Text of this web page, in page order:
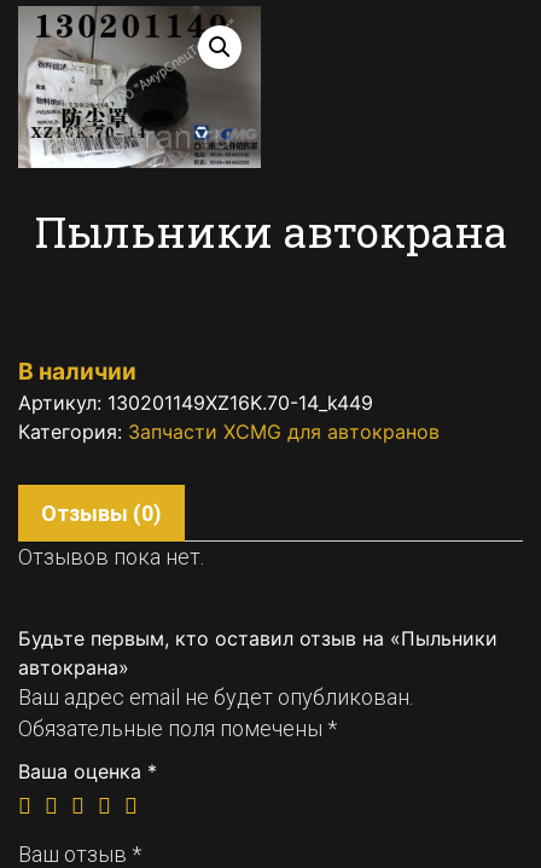
Пыльники автокрана
В наличии
Артикул: 130201149XZ16K.70-14_k449
Категория: Запчасти XCMG для автокранов
Отзывы (0)
Отзывов пока нет.
Будьте первым, кто оставил отзыв на «Пыльники
автокрана»
Ваш адрес email не будет опубликован.
Обязательные поля помечены *
Ваша оценка *
Ваш отзыв *